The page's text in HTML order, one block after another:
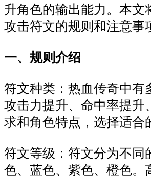
升角色的输出能力。本文
攻击符文的规则和注意事
一、规则介绍
符文种类：热血传奇中有
攻击力提升、命中率提升
求和角色特点，选择适合
符文等级：符文分为不同
色、蓝色、紫色、橙色。